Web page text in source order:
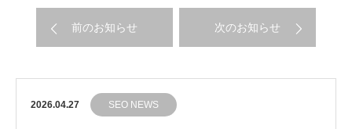
前のお知らせ 次のお知らせ
2026.04.27 SEO NEWS